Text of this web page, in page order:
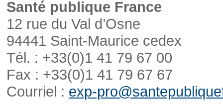
Santé publique France
12 rue du Val d’Osne
94441 Saint-Maurice cedex
Tél. : +33(0)1 41 79 67 00
Fax : +33(0)1 41 79 67 67
Courriel : exp-